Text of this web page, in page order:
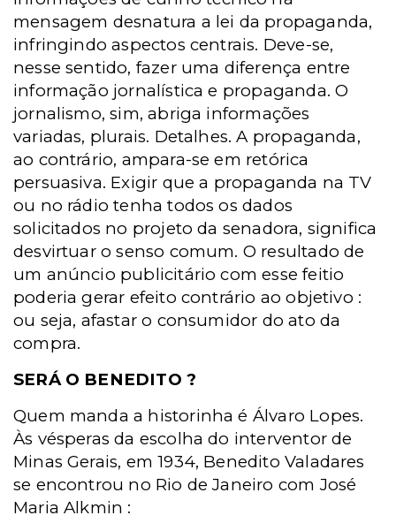
mensagem desnatura a lei da propaganda,
infringindo aspectos centrais. Deve-se,
nesse sentido, fazer uma diferença entre
informação jornalística e propaganda. O
jornalismo, sim, abriga informações
variadas, plurais. Detalhes. A propaganda,
ao contrário, ampara-se em retórica
persuasiva. Exigir que a propaganda na TV
ou no rádio tenha todos os dados
solicitados no projeto da senadora, significa
desvirtuar o senso comum. O resultado de
um anúncio publicitário com esse feitio
poderia gerar efeito contrário ao objetivo :
ou seja, afastar o consumidor do ato da
compra.
SERÁ O BENEDITO ?
Quem manda a historinha é Álvaro Lopes.
Às vésperas da escolha do interventor de
Minas Gerais, em 1934, Benedito Valadares
se encontrou no Rio de Janeiro com José
Maria Alkmin :